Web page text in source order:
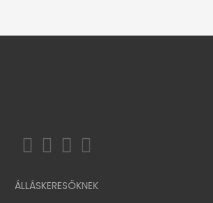
ÁLLÁSKERESŐKNEK